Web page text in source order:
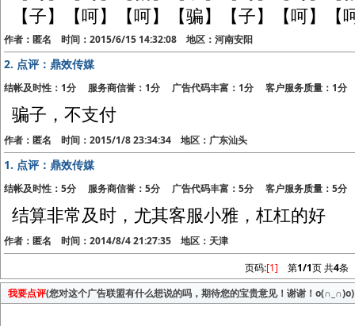
【子】【呵】【呵】【骗】【子】【呵】【
作者：匿名 时间：2015/6/15 14:32:08 地区：河南安阳
2. 点评：鼎效传媒
结帐及时性：1分 服务商信誉：1分 广告代码丰富：1分 客户服务质量：1分
骗子，不支付
作者：匿名 时间：2015/1/8 23:34:34 地区：广东汕头
1. 点评：鼎效传媒
结帐及时性：5分 服务商信誉：5分 广告代码丰富：5分 客户服务质量：5分
结算非常及时，尤其客服小雅，杠杠的好
作者：匿名 时间：2014/8/4 21:27:35 地区：天津
页码:[1] 第1/1页 共4条
我要点评(您对这个广告联盟有什么想说的吗，期待您的宝贵意见！谢谢！o(∩_∩)o)